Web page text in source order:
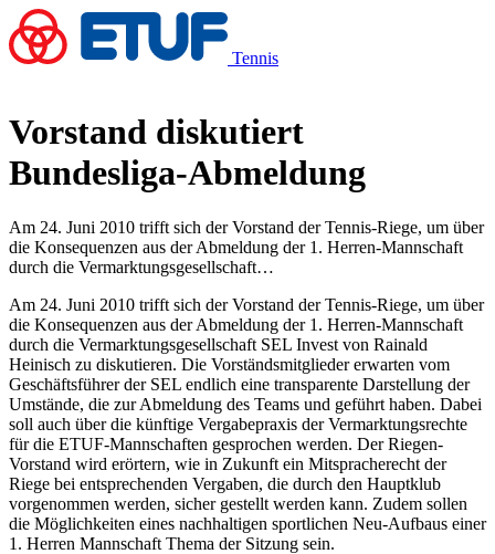
Tennis
Vorstand diskutiert
Bundesliga-Abmeldung
Am 24. Juni 2010 trifft sich der Vorstand der Tennis-Riege, um über
die Konsequenzen aus der Abmeldung der 1. Herren-Mannschaft
durch die Vermarktungsgesellschaft…
Am 24. Juni 2010 trifft sich der Vorstand der Tennis-Riege, um über
die Konsequenzen aus der Abmeldung der 1. Herren-Mannschaft
durch die Vermarktungsgesellschaft SEL Invest von Rainald
Heinisch zu diskutieren. Die Vorständsmitglieder erwarten vom
Geschäftsführer der SEL endlich eine transparente Darstellung der
Umstände, die zur Abmeldung des Teams und geführt haben. Dabei
soll auch über die künftige Vergabepraxis der Vermarktungsrechte
für die ETUF-Mannschaften gesprochen werden. Der Riegen-
Vorstand wird erörtern, wie in Zukunft ein Mitspracherecht der
Riege bei entsprechenden Vergaben, die durch den Hauptklub
vorgenommen werden, sicher gestellt werden kann. Zudem sollen
die Möglichkeiten eines nachhaltigen sportlichen Neu-Aufbaus einer
1. Herren Mannschaft Thema der Sitzung sein.